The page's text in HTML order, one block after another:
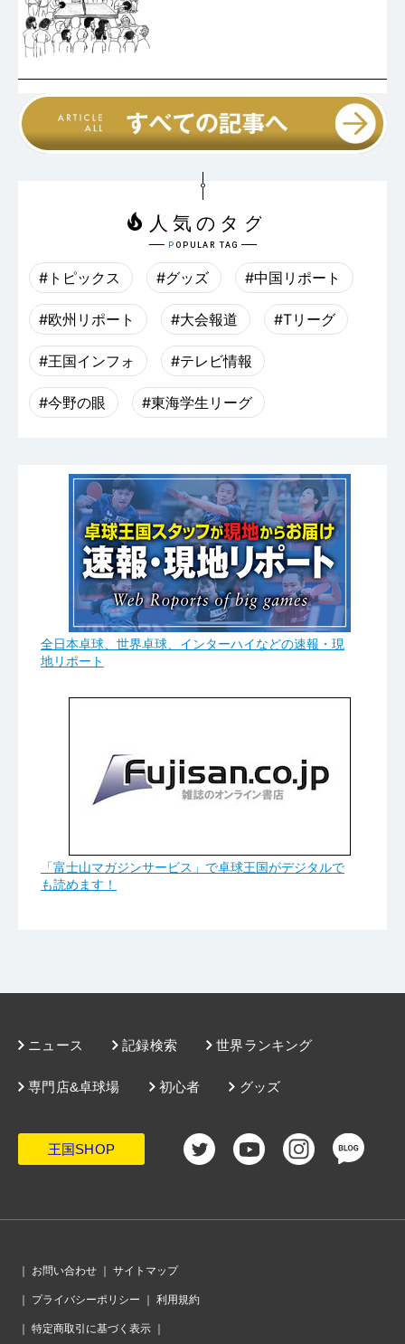
#トピックス #グッズ #中国リポート
#欧州リポート #大会報道 #Tリーグ
#王国インフォ #テレビ情報
#今野の眼 #東海学生リーグ
全日本卓球、世界卓球、インターハイなどの速報・現
地リポート
「富士山マガジンサービス」で卓球王国がデジタルで
も読めます！
ニュース 記録検索 世界ランキング
グッズ
専門店&卓球場 初心者
王国SHOP
｜ お問い合わせ ｜ サイトマップ
｜ プライバシーポリシー ｜ 利用規約
｜ 特定商取引に基づく表示 ｜